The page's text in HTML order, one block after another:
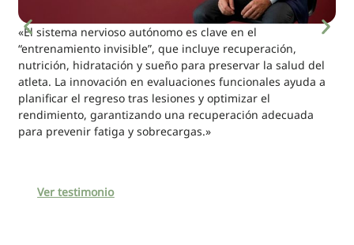
«El sistema nervioso autónomo es clave en el
“entrenamiento invisible”, que incluye recuperación,
nutrición, hidratación y sueño para preservar la salud del
atleta. La innovación en evaluaciones funcionales ayuda a
planificar el regreso tras lesiones y optimizar el
rendimiento, garantizando una recuperación adecuada
para prevenir fatiga y sobrecargas.»
Ver testimonio